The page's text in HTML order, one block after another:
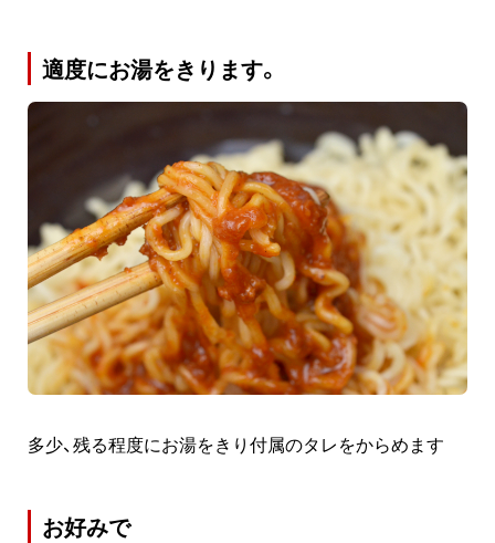
適度にお湯をきります。
多少、残る程度にお湯をきり付属のタレをからめます
お好みで